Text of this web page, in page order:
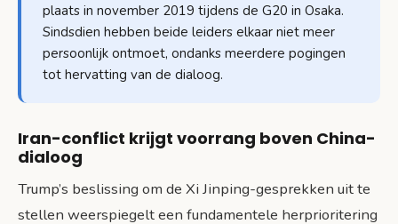
plaats in november 2019 tijdens de G20 in Osaka.
Sindsdien hebben beide leiders elkaar niet meer
persoonlijk ontmoet, ondanks meerdere pogingen
tot hervatting van de dialoog.
Iran-conflict krijgt voorrang boven China-
dialoog
Trump’s beslissing om de Xi Jinping-gesprekken uit te
stellen weerspiegelt een fundamentele herprioritering